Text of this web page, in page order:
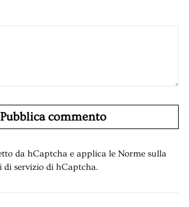
Pubblica commento
da hCaptcha e applica le Norme sulla
di servizio di hCaptcha.